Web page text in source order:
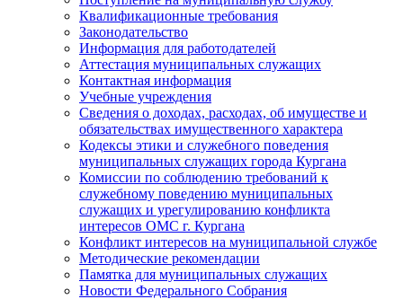
Квалификационные требования
Законодательство
Информация для работодателей
Аттестация муниципальных служащих
Контактная информация
Учебные учреждения
Сведения о доходах, расходах, об имуществе и
обязательствах имущественного характера
Кодексы этики и служебного поведения
муниципальных служащих города Кургана
Комиссии по соблюдению требований к
служебному поведению муниципальных
служащих и урегулированию конфликта
интересов ОМС г. Кургана
Конфликт интересов на муниципальной службе
Методические рекомендации
Памятка для муниципальных служащих
Новости Федерального Cобрания